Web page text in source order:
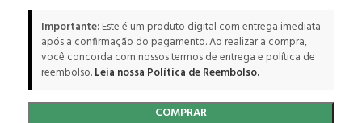
Importante:Este é um produto digital com entrega imediata
após a confirmação do pagamento. Ao realizar a compra,
você concorda com nossos termos de entrega e política de
reembolso.Leia nossa Política de Reembolso.
COMPRAR